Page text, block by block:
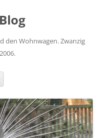
den Wohnwagen. Zwanzig